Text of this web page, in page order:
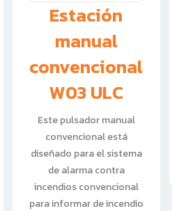
Estación
manual
convencional
W03 ULC
Este pulsador manual
convencional está
diseñado para el sistema
de alarma contra
incendios convencional
para informar de incendio